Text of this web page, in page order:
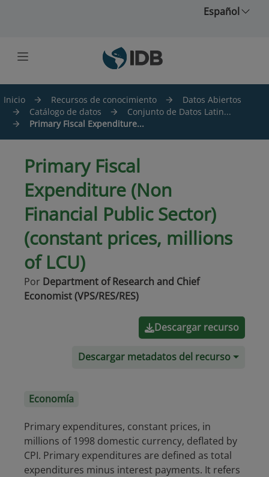
Español
Inicio Recursos de conocimiento
Datos Abiertos
Catálogo de datos
Conjunto de Datos Latin...
Primary Fiscal Expenditure...
Primary Fiscal
Expenditure (Non
Financial Public Sector)
(constant prices, millions
of LCU)
Por Department of Research and Chief
Economist (VPS/RES/RES)
Descargar recurso
Descargar metadatos del recurso
Economía
Primary expenditures, constant prices, in
millions of 1998 domestic currency, deflated by
CPI. Primary expenditures are defined as total
expenditures minus interest payments. It refers